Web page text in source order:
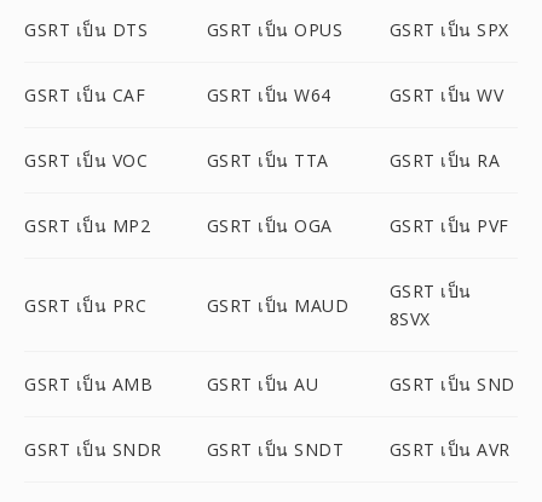
GSRT เป็น DTS GSRT เป็น OPUS GSRT เป็น SPX
GSRT เป็น CAF GSRT เป็น W64 GSRT เป็น WV
GSRT เป็น VOC GSRT เป็น TTA GSRT เป็น RA
GSRT เป็น MP2 GSRT เป็น OGA GSRT เป็น PVF
GSRT เป็น PRC GSRT เป็น MAUD
GSRT เป็น
8SVX
GSRT เป็น AMB GSRT เป็น AU GSRT เป็น SND
GSRT เป็น SNDR GSRT เป็น SNDT GSRT เป็น AVR